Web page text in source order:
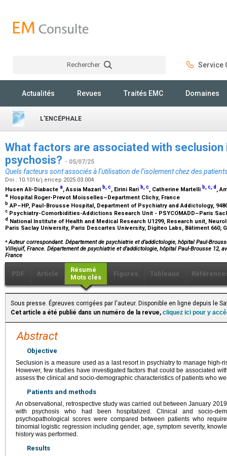
Rechercher Service
Actualités Revues Traités EMC Domaines
L'ENCÉPHALE
What factors are associated with seclusion
psychosis? - 05/07/25
Quels facteurs sont associés à l’utilisation de l’isolement chez des
Doi : 10.1016/j.encep.2025.03.004
Husen Ali-Diabacte a, Assia Mazari b,c, Eirini Rari b,c, Catherine Martelli b,c,d ,
a Hospital Roger-Prevot Moisselles–Department Clichy, France
b AP–HP, Paul-Brousse Hospital, Department of Psychiatry and Addictology,
c Psychiatry-Comorbidities-Addictions Research Unit - PSYCOMADD–Paris
d National Institute of Health and Medical Research U1299, Research unit,
Paris Saclay University, Paris Descartes University, Digiteo Labs, Bâtiment 660,
⁎Auteur correspondant. Département de psychiatrie et d’addictologie, hôpital Paul-
Villejuif, France. Département de psychiatrie et d’addictologie, hôpital Paul-Brousse 12,
France
PDF Article
Résumé
Mots clés
Figures Tableaux
Sous presse. Épreuves corrigées par l'auteur. Disponible en ligne depuis le
Cet article a été publié dans un numéro de la revue, cliquez ici pour y
Abstract
Objective
Seclusion is a measure used as a last resort in psychiatry to manage high-
However, few studies have investigated factors that could be associated
assess the clinical and socio-demographic characteristics of patients who
Patients and methods
An observational, retrospective study was carried out between January
with psychosis who had been hospitalized. Clinical and socio-
psychopathological scores were compared between patients who
binomial logistic regression including gender, age, symptom severity,
history was performed.
Results